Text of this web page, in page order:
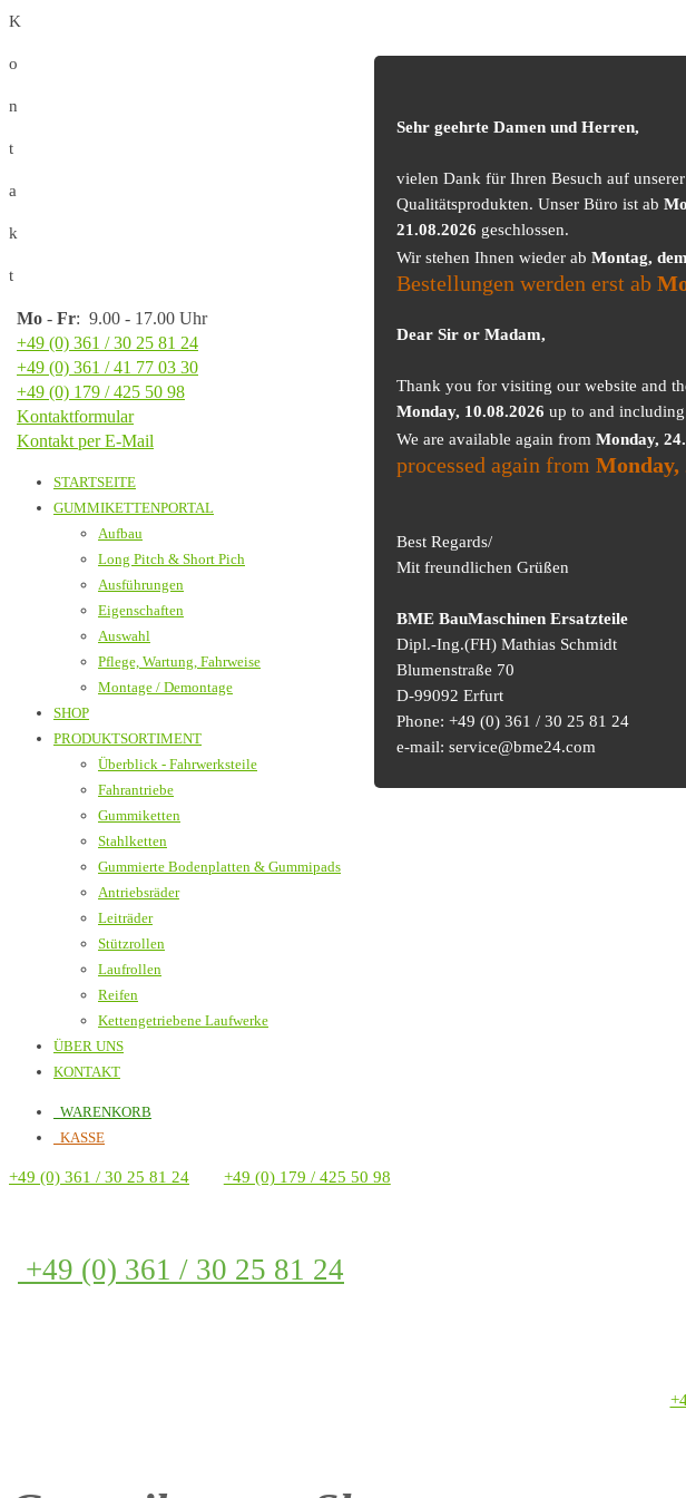
K
o
n
t
a
k
t
Mo - Fr: 9.00 - 17.00 Uhr
+49 (0) 361 / 30 25 81 24
+49 (0) 361 / 41 77 03 30
+49 (0) 179 / 425 50 98
Kontaktformular
Kontakt per E-Mail
STARTSEITE
GUMMIKETTENPORTAL
Aufbau
Long Pitch & Short Pich
Ausführungen
Eigenschaften
Auswahl
Pflege, Wartung, Fahrweise
Montage / Demontage
SHOP
PRODUKTSORTIMENT
Überblick - Fahrwerksteile
Fahrantriebe
Gummiketten
Stahlketten
Gummierte Bodenplatten & Gummipads
Antriebsräder
Leiträder
Stützrollen
Laufrollen
Reifen
Kettengetriebene Laufwerke
ÜBER UNS
KONTAKT
WARENKORB
KASSE
+49 (0) 361 / 30 25 81 24 +49 (0) 179 / 425 50 98
+49 (0) 361 / 30 25 81 24
Sehr geehrte Damen und Herren,
vielen Dank für Ihren Besuch auf
Qualitätsprodukten. Unser Büro ist ab
21.08.2026 geschlossen.
Wir stehen Ihnen wieder ab Montag,
Bestellungen werden erst ab
Dear Sir or Madam,
Thank you for visiting our website and
Monday, 10.08.2026 up to and including
We are available again from Monday,
processed again from Monday,
Best Regards/
Mit freundlichen Grüßen
BME BauMaschinen Ersatzteile
Dipl.-Ing.(FH) Mathias Schmidt
Blumenstraße 70
D-99092 Erfurt
Phone: +49 (0) 361 / 30 25 81 24
e-mail: service@bme24.com